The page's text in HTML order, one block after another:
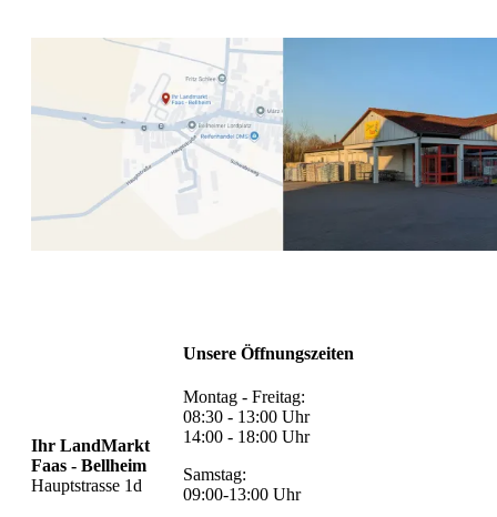
Ihr LandMarkt
Faas - Bellheim
Hauptstrasse 1d
Unsere Öffnungszeiten
Montag - Freitag:
08:30 - 13:00 Uhr
14:00 - 18:00 Uhr
Samstag:
09:00-13:00 Uhr